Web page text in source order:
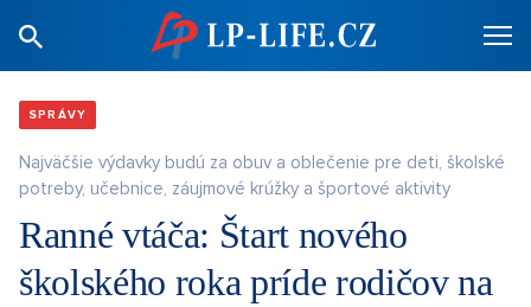
SPRÁVY
Najväčšie výdavky budú za obuv a oblečenie pre deti, školské
potreby, učebnice, záujmové krúžky a športové aktivity
Ranné vtáča: Štart nového
školského roka príde rodičov na